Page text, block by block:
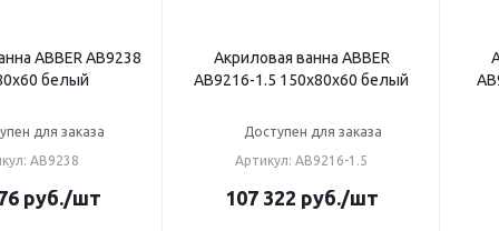
ABBER AB9238
белый
для заказа
AB9238
руб./шт
Акриловая ванна ABBER
AB9216-1.5 150х80х60 белый
Доступен для заказа
Артикул: AB9216-1.5
107 322 руб./шт